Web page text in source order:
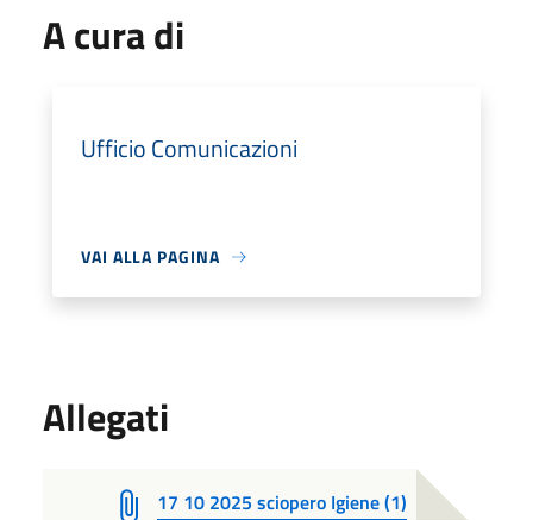
A cura di
Ufficio Comunicazioni
VAI ALLA PAGINA
Allegati
17 10 2025 sciopero Igiene (1)